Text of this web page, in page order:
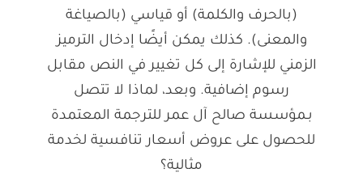
(بالحرف والكلمة) أو قياسي (بالصياغة
والمعنى). كذلك يمكن أيضًا إدخال الترميز
الزمني للإشارة إلى كل تغيير في النص مقابل
رسوم إضافية. وبعد، لماذا لا تتصل
بـمؤسسة صالح آل عمر للترجمة المعتمدة
للحصول على عروض أسعار تنافسية لخدمة
مثالية؟